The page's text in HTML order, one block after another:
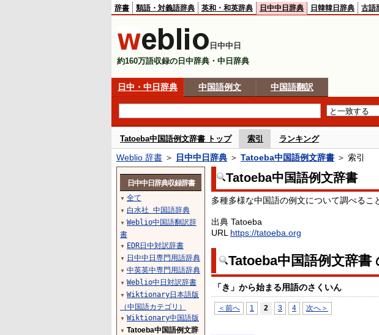
辞書 類語・対義語辞典 英和・和英辞典 日中中日辞典 日韓韓日辞典 古語
日中中日
約160万語収録の日中辞典・中日辞典
日中・中日辞典 中国語例文 中国語翻訳
Tatoeba中国語例文辞書 トップ 索引 ランキング
Weblio 辞書 ＞ 日中中日辞典 ＞ Tatoeba中国語例文辞書 ＞ 索引
Tatoeba中国語例文辞書
多種多様な中国語の例文について調べるこ
出典 Tatoeba
URL https://tatoeba.org
Tatoeba中国語例文辞書
「き」から始まる用語のさくいん
＜前へ 1 2 3 4 次へ＞
日中中日辞典収録辞書
▼ 全て
▼ 白水社 中国語辞典
▼ Weblio中国語翻訳辞
書
▼ EDR日中対訳辞書
▼ 日中中日専門用語辞典
▼ 中英英中専門用語辞典
▼ Weblio中日対訳辞書
▼ Wiktionary日本語版
（中国語カテゴリ）
▼ Wiktionary中国語版
▼ Tatoeba中国語例文辞